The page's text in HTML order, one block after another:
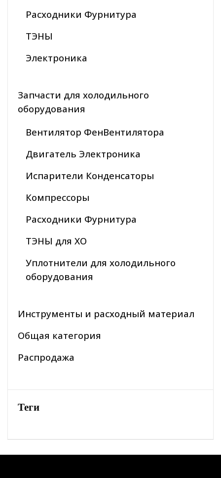
Расходники Фурнитура
ТЭНЫ
Электроника
Запчасти для холодильного
оборудования
Вентилятор ФенВентилятора
Двигатель Электроника
Испарители Конденсаторы
Компрессоры
Расходники Фурнитура
ТЭНЫ для ХО
Уплотнители для холодильного
оборудования
Инструменты и расходный материал
Общая категория
Распродажа
Теги